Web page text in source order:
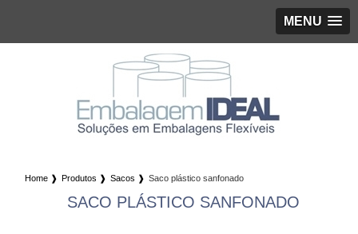
MENU
Home ❱ Produtos ❱ Sacos ❱ Saco plástico sanfonado
SACO PLÁSTICO SANFONADO